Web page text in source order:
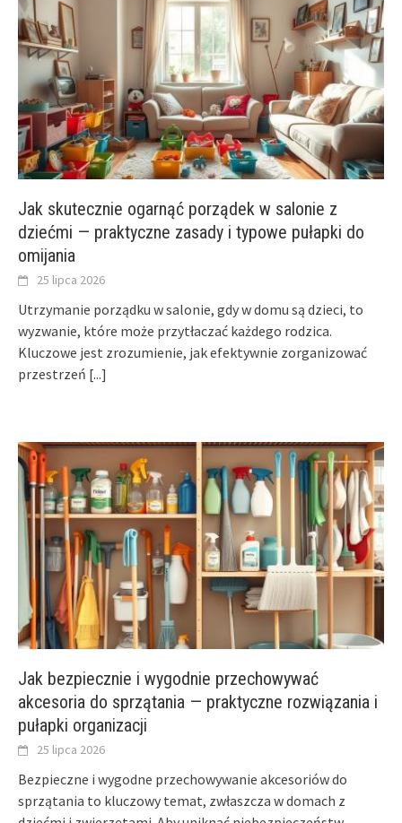
Jak skutecznie ogarnąć porządek w salonie z
dziećmi — praktyczne zasady i typowe pułapki do
omijania
25 lipca 2026
Utrzymanie porządku w salonie, gdy w domu są dzieci, to
wyzwanie, które może przytłaczać każdego rodzica.
Kluczowe jest zrozumienie, jak efektywnie zorganizować
przestrzeń [...]
Jak bezpiecznie i wygodnie przechowywać
akcesoria do sprzątania — praktyczne rozwiązania i
pułapki organizacji
25 lipca 2026
Bezpieczne i wygodne przechowywanie akcesoriów do
sprzątania to kluczowy temat, zwłaszcza w domach z